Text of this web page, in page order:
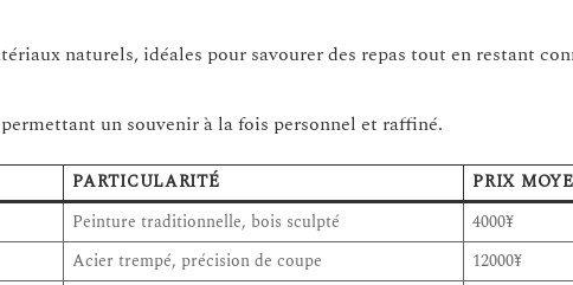
naturels, idéales pour savourer des repas tout en restant
un souvenir à la fois personnel et raffiné.
PARTICULARITÉ
PRIX
Peinture traditionnelle, bois sculpté
4000¥
Acier trempé, précision de coupe
12000¥